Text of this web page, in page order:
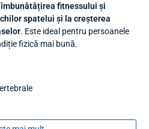
fitnessului și
spatelui și la creșterea
. Este ideal pentru persoanele
fizică mai bună.
inferioară a spatelui